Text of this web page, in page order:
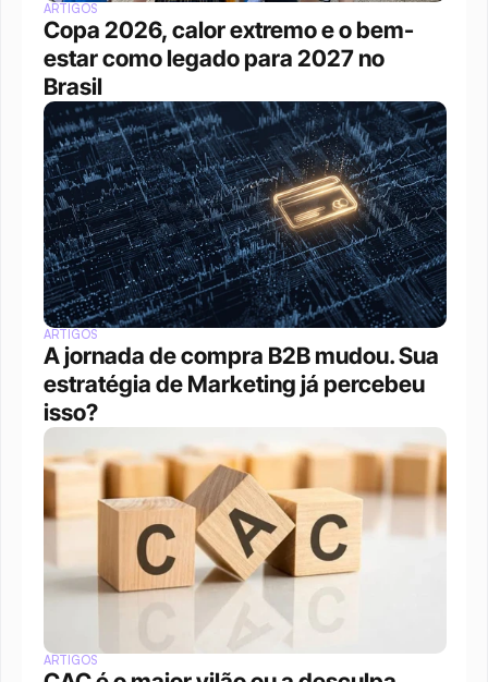
ARTIGOS
Copa 2026, calor extremo e o bem-
estar como legado para 2027 no
Brasil
ARTIGOS
A jornada de compra B2B mudou. Sua
estratégia de Marketing já percebeu
isso?
ARTIGOS